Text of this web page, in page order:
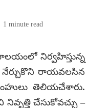
1 minute read
నిర్వహిస్తున్న
నేర్చుకొని రాయవలసిన
తెలియచేశారు.
చేసుకోవచ్చు –